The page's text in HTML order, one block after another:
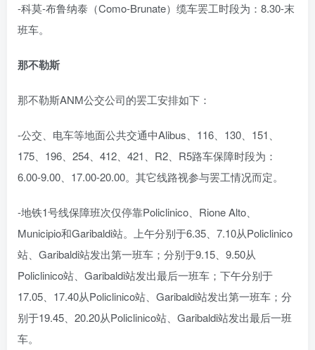
-科莫-布鲁纳泰（Como-Brunate）缆车罢工时段为：8.30-末
班车。
那不勒斯
那不勒斯ANM公交公司的罢工安排如下：
-公交、电车等地面公共交通中Alibus、116、130、151、
175、196、254、412、421、R2、R5路车保障时段为：
6.00-9.00、17.00-20.00。其它线路视参与罢工情况而定。
-地铁1号线保障班次仅停靠Policlinico、Rione Alto、
Municipio和Garibaldi站。上午分别于6.35、7.10从Policlinico
站、Garibaldi站发出第一班车；分别于9.15、9.50从
Policlinico站、Garibaldi站发出最后一班车；下午分别于
17.05、17.40从Policlinico站、Garibaldi站发出第一班车；分
别于19.45、20.20从Policlinico站、Garibaldi站发出最后一班
车。